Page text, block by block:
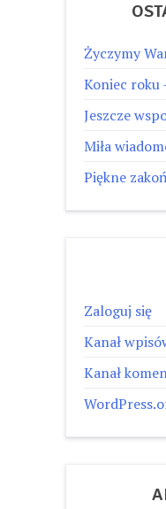
Życzymy
Koniec roku
Jeszcze
Miła
Piękne
Zaloguj się
Kanał
Kanał